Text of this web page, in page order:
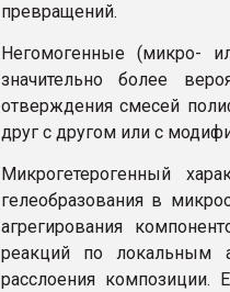
превращений.
Негомогенные (микро-
значительно более
отверждения смесей
друг с другом или с
Микрогетерогенный
гелеобразования в
агрегирования
реакций по локальным
расслоения композиции.